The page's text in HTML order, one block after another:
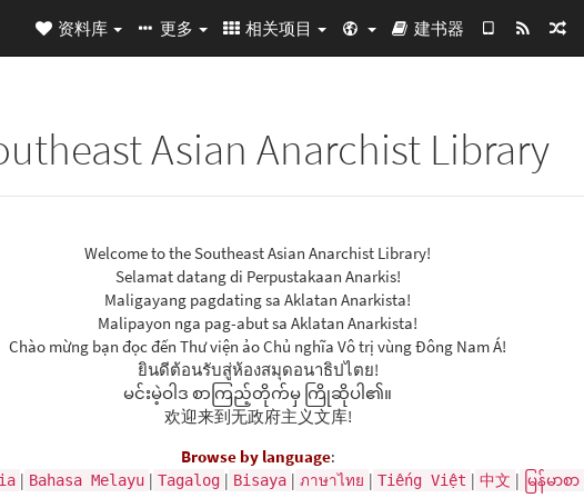
资料库 更多 相关项目 建书器
Asian Anarchist Library
Welcome to the Southeast Asian Anarchist Library!
Selamat datang di Perpustakaan Anarkis!
Maligayang pagdating sa Aklatan Anarkista!
Malipayon nga pag-abut sa Aklatan Anarkista!
Chào mừng bạn đọc đến Thư viện ảo Chủ nghĩa Vô trị vùng Đông Nam Á!
ยินดีต้อนรับ​สู่​ห้องสมุด​อนาธิปไตย!
မင်းမဲ့ဝါဒ စာကြည့်တိုက်မှ ကြိုဆိုပါ၏။
欢迎来到无政府主义文库!
Browse by language:
| Bahasa Melayu | Tagalog | Bisaya | ภาษาไทย | Tiếng Việt | 中文 | မြန်မာစာ